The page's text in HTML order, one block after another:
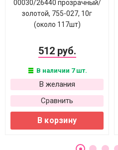
00030/26440 прозрачный/
золотой, 755-027, 10г
(около 117шт)
512 руб.
В наличии 7 шт.
В желания
Сравнить
В корзину